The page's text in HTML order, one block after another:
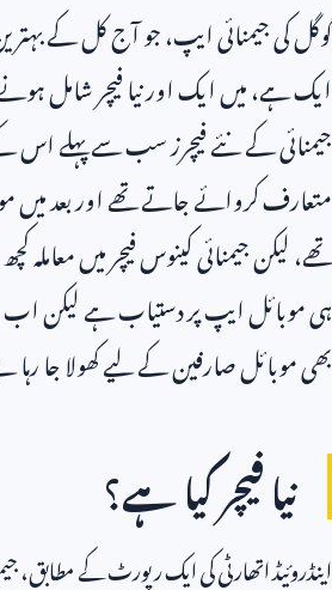
گوگل کی جیمنائی ایپ، جو آج کل کے
ایک ہے، میں ایک اور نیا فیچر شامل
جیمنائی کے نئے فیچرز سب سے پہلے اس
متعارف کروائے جاتے تھے اور بعد میں
تھے، لیکن جیمنائی کینوس فیچر میں معاملہ
ہی موبائل ایپ پر دستیاب ہے لیکن اب
بھی موبائل صارفین کے لیے کھولا جا
نیا فیچر کیا ہے؟
اینڈروئیڈ اتھارٹی کی ایک رپورٹ کے مطابق،